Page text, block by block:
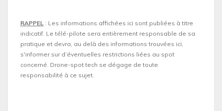
RAPPEL : Les informations affichées ici sont publiées à titre
indicatif. Le télé-pilote sera entièrement responsable de sa
pratique et devra, au delà des informations trouvées ici,
s'informer sur d’éventuelles restrictions liées au spot
concerné. Drone-spot.tech se dégage de toute
responsabilité à ce sujet.